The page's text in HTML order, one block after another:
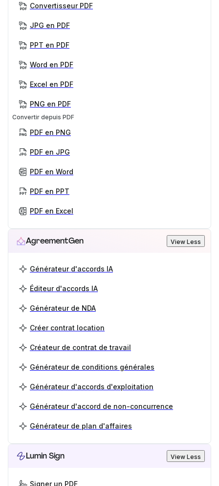
Convertisseur PDF
JPG en PDF
PPT en PDF
Word en PDF
Excel en PDF
PNG en PDF
Convertir depuis PDF
PDF en PNG
PDF en JPG
PDF en Word
PDF en PPT
PDF en Excel
AgreementGen View Less
Générateur d'accords IA
Éditeur d'accords IA
Générateur de NDA
Créer contrat location
Créateur de contrat de travail
Générateur de conditions générales
Générateur d'accords d'exploitation
Générateur d'accord de non-concurrence
Générateur de plan d'affaires
Lumin Sign View Less
Signer un PDF